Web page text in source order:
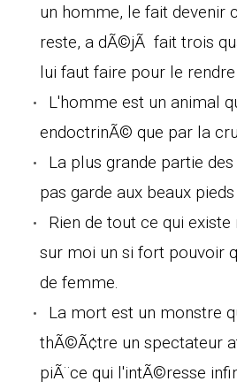
un homme, le fait devenir
reste, a dÃ©jÃ fait trois
lui faut faire pour le
L'homme est un animal
endoctrinÃ© que par la
La plus grande partie
pas garde aux beaux
Rien de tout ce qui
sur moi un si fort pouvoir
de femme.
La mort est un monstre
thÃ©Ã¢tre un spectateur
piÃ¨ce qui l'intÃ©resse